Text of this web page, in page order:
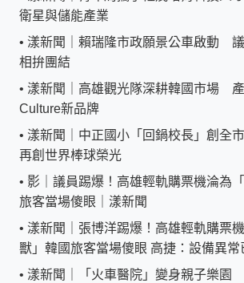
衛星與儲能產業
• 漾新聞｜賴瑞隆市政願景公車啟動
相拚團結
• 漾新聞｜高雄觀光隊深耕韓國市場
Culture新品牌
• 漾新聞｜中正國小「回鍋校長」創全
再創世界棒球榮光
• 影｜議員踢爆！高雄輕軌購票機淪為
旅客當場傻眼｜漾新聞
• 漾新聞｜張博洋踢爆！高雄輕軌購票
獸」韓國旅客當場傻眼 高捷：設備異常
• 漾新聞｜「火車醫院」變身親子樂園